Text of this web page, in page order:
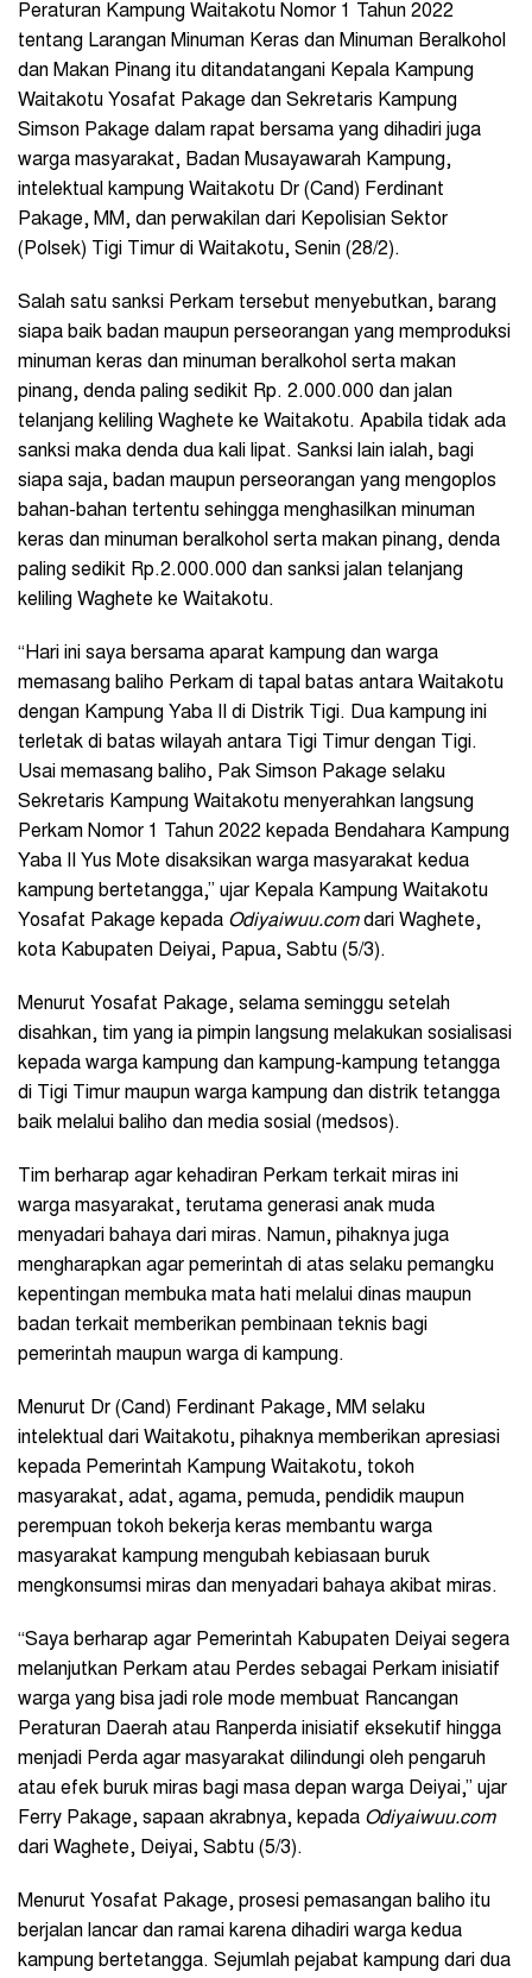
Peraturan Kampung Waitakotu Nomor 1 Tahun 2022
tentang Larangan Minuman Keras dan Minuman Beralkohol
dan Makan Pinang itu ditandatangani Kepala Kampung
Waitakotu Yosafat Pakage dan Sekretaris Kampung
Simson Pakage dalam rapat bersama yang dihadiri juga
warga masyarakat, Badan Musayawarah Kampung,
intelektual kampung Waitakotu Dr (Cand) Ferdinant
Pakage, MM, dan perwakilan dari Kepolisian Sektor
(Polsek) Tigi Timur di Waitakotu, Senin (28/2).
Salah satu sanksi Perkam tersebut menyebutkan, barang
siapa baik badan maupun perseorangan yang memproduksi
minuman keras dan minuman beralkohol serta makan
pinang, denda paling sedikit Rp. 2.000.000 dan jalan
telanjang keliling Waghete ke Waitakotu. Apabila tidak ada
sanksi maka denda dua kali lipat. Sanksi lain ialah, bagi
siapa saja, badan maupun perseorangan yang mengoplos
bahan-bahan tertentu sehingga menghasilkan minuman
keras dan minuman beralkohol serta makan pinang, denda
paling sedikit Rp.2.000.000 dan sanksi jalan telanjang
keliling Waghete ke Waitakotu.
“Hari ini saya bersama aparat kampung dan warga
memasang baliho Perkam di tapal batas antara Waitakotu
dengan Kampung Yaba II di Distrik Tigi. Dua kampung ini
terletak di batas wilayah antara Tigi Timur dengan Tigi.
Usai memasang baliho, Pak Simson Pakage selaku
Sekretaris Kampung Waitakotu menyerahkan langsung
Perkam Nomor 1 Tahun 2022 kepada Bendahara Kampung
Yaba II Yus Mote disaksikan warga masyarakat kedua
kampung bertetangga,” ujar Kepala Kampung Waitakotu
Yosafat Pakage kepada Odiyaiwuu.comdari Waghete,
kota Kabupaten Deiyai, Papua, Sabtu (5/3).
Menurut Yosafat Pakage, selama seminggu setelah
disahkan, tim yang ia pimpin langsung melakukan sosialisasi
kepada warga kampung dan kampung-kampung tetangga
di Tigi Timur maupun warga kampung dan distrik tetangga
baik melalui baliho dan media sosial (medsos).
Tim berharap agar kehadiran Perkam terkait miras ini
warga masyarakat, terutama generasi anak muda
menyadari bahaya dari miras. Namun, pihaknya juga
mengharapkan agar pemerintah di atas selaku pemangku
kepentingan membuka mata hati melalui dinas maupun
badan terkait memberikan pembinaan teknis bagi
pemerintah maupun warga di kampung.
Menurut Dr (Cand) Ferdinant Pakage, MM selaku
intelektual dari Waitakotu, pihaknya memberikan apresiasi
kepada Pemerintah Kampung Waitakotu, tokoh
masyarakat, adat, agama, pemuda, pendidik maupun
perempuan tokoh bekerja keras membantu warga
masyarakat kampung mengubah kebiasaan buruk
mengkonsumsi miras dan menyadari bahaya akibat miras.
“Saya berharap agar Pemerintah Kabupaten Deiyai segera
melanjutkan Perkam atau Perdes sebagai Perkam inisiatif
warga yang bisa jadi role mode membuat Rancangan
Peraturan Daerah atau Ranperda inisiatif eksekutif hingga
menjadi Perda agar masyarakat dilindungi oleh pengaruh
atau efek buruk miras bagi masa depan warga Deiyai,” ujar
Ferry Pakage, sapaan akrabnya, kepada Odiyaiwuu.com
dari Waghete, Deiyai, Sabtu (5/3).
Menurut Yosafat Pakage, prosesi pemasangan baliho itu
berjalan lancar dan ramai karena dihadiri warga kedua
kampung bertetangga. Sejumlah pejabat kampung dari dua